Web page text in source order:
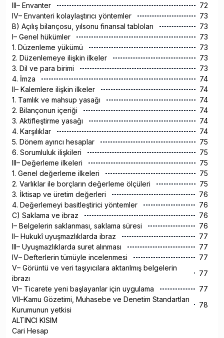
III– Envanter
72
IV– Envanteri kolaylaştırıcı yöntemler
73
B) Açılış bilançosu, yılsonu finansal tabloları
73
I– Genel hükümler
73
1. Düzenleme yükümü
73
2. Düzenlemeye ilişkin ilkeler
73
3. Dil ve para birimi
73
4. İmza
74
II– Kalemlere ilişkin ilkeler
74
1. Tamlık ve mahsup yasağı
74
2. Bilançonun içeriği
74
3. Aktifleştirme yasağı
74
4. Karşılıklar
74
5. Dönem ayırıcı hesaplar
75
6. Sorumluluk ilişkileri
75
III– Değerleme ilkeleri
75
1. Genel değerleme ilkeleri
75
2. Varlıklar ile borçların değerleme ölçüleri
75
3. İktisap ve üretim değerleri
76
4. Değerlemeyi basitleştirici yöntemler
76
C) Saklama ve ibraz
76
I– Belgelerin saklanması, saklama süresi
76
II– Hukukî uyuşmazlıklarda ibraz
77
III– Uyuşmazlıklarda suret alınması
77
IV– Defterlerin tümüyle incelenmesi
77
V– Görüntü ve veri taşıyıcılara aktarılmış belgelerin
ibrazı
77
VI– Ticarete yeni başlayanlar için uygulama
77
VII–Kamu Gözetimi, Muhasebe ve Denetim Standartları
Kurumunun yetkisi
78
ALTINCI KISIM
Cari Hesap